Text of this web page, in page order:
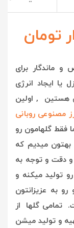
ماندگار برای
یا ایجاد انرژی
هستین , اولین
مصنوعی روبانی
فقط گلهامون رو
میدیم که
دقت و توجه به
تولید میکنه و
به عزیزانتون
تمامی گلها از
و تولید میشن